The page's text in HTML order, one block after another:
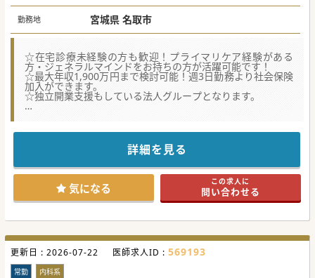
勤務地 宮城県 名取市
☆在宅診療未経験の方も歓迎！プライマリケア経験がある
方・ジェネラルマインドをお持ちの方が活躍可能です！
☆最大年収1,900万円まで検討可能！週3日勤務より社会保険
加入ができます。
☆独立開業支援もしている法人グループとなります。
「24時間対応」で、「慢性期から看取りまで」を包括的に対
応する在宅診療所を運営しております。
また、独立開業支援もしている法人グループとなります。
診療見学もございますので、お気軽にお問い合わせくださ
い。
#秋入職可
詳細を見る
気になる この求人に
問い合わせる
更新日 : 2026-07-22 医師求人ID : 569193
常勤 内科系